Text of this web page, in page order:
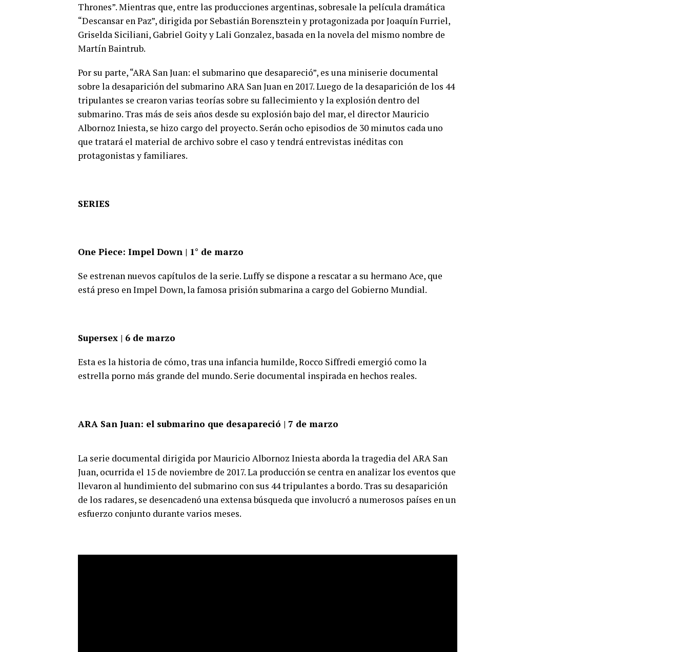
Thrones”. Mientras que, entre las producciones argentinas, sobresale la película dramática
“Descansar en Paz”, dirigida por Sebastián Borensztein y protagonizada por Joaquín Furriel,
Griselda Siciliani, Gabriel Goity y Lali Gonzalez, basada en la novela del mismo nombre de
Martín Baintrub.
Por su parte, “ARA San Juan: el submarino que desapareció”, es una miniserie documental
sobre la desaparición del submarino ARA San Juan en 2017. Luego de la desaparición de los 44
tripulantes se crearon varias teorías sobre su fallecimiento y la explosión dentro del
submarino. Tras más de seis años desde su explosión bajo del mar, el director Mauricio
Albornoz Iniesta, se hizo cargo del proyecto. Serán ocho episodios de 30 minutos cada uno
que tratará el material de archivo sobre el caso y tendrá entrevistas inéditas con
protagonistas y familiares.
SERIES
One Piece: Impel Down | 1° de marzo
Se estrenan nuevos capítulos de la serie. Luffy se dispone a rescatar a su hermano Ace, que
está preso en Impel Down, la famosa prisión submarina a cargo del Gobierno Mundial.
Supersex | 6 de marzo
Esta es la historia de cómo, tras una infancia humilde, Rocco Siffredi emergió como la
estrella porno más grande del mundo. Serie documental inspirada en hechos reales.
ARA San Juan: el submarino que desapareció | 7 de marzo
La serie documental dirigida por Mauricio Albornoz Iniesta aborda la tragedia del ARA San
Juan, ocurrida el 15 de noviembre de 2017. La producción se centra en analizar los eventos que
llevaron al hundimiento del submarino con sus 44 tripulantes a bordo. Tras su desaparición
de los radares, se desencadenó una extensa búsqueda que involucró a numerosos países en un
esfuerzo conjunto durante varios meses.